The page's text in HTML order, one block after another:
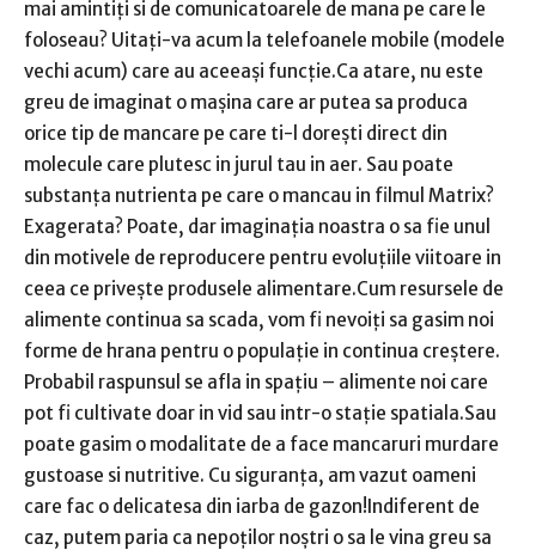
mai amintiți si de comunicatoarele de mana pe care le
foloseau? Uitați-va acum la telefoanele mobile (modele
vechi acum) care au aceeași funcție.Ca atare, nu este
greu de imaginat o mașina care ar putea sa produca
orice tip de mancare pe care ti-l dorești direct din
molecule care plutesc in jurul tau in aer. Sau poate
substanța nutrienta pe care o mancau in filmul Matrix?
Exagerata? Poate, dar imaginația noastra o sa fie unul
din motivele de reproducere pentru evoluțiile viitoare in
ceea ce privește produsele alimentare.Cum resursele de
alimente continua sa scada, vom fi nevoiți sa gasim noi
forme de hrana pentru o populație in continua creștere.
Probabil raspunsul se afla in spațiu – alimente noi care
pot fi cultivate doar in vid sau intr-o stație spatiala.Sau
poate gasim o modalitate de a face mancaruri murdare
gustoase si nutritive. Cu siguranța, am vazut oameni
care fac o delicatesa din iarba de gazon!Indiferent de
caz, putem paria ca nepoților noștri o sa le vina greu sa